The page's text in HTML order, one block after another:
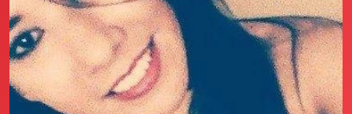
Annunci Donne
Agenzia matrimoniale Club di Più
Love Notebook